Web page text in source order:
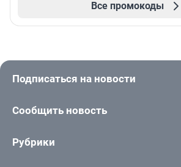
Все промокоды
Подписаться на новости
Сообщить новость
Рубрики